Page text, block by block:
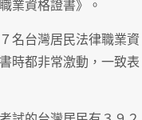
業資格證書》。
名台灣居民法律職業資
時都非常激動，一致表